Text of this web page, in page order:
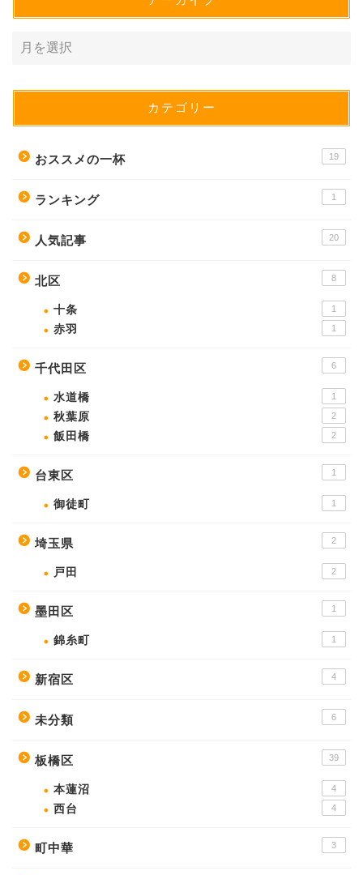
カテゴリー
おススメの一杯 19
ランキング 1
人気記事 20
北区 8
十条 1
赤羽 1
千代田区 6
水道橋 1
秋葉原 2
飯田橋 2
台東区 1
御徒町 1
埼玉県 2
戸田 2
墨田区 1
錦糸町 1
新宿区 4
未分類 6
板橋区 39
本蓮沼 4
西台 4
町中華 3